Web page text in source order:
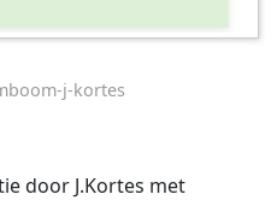
j-kortes
door J.Kortes met